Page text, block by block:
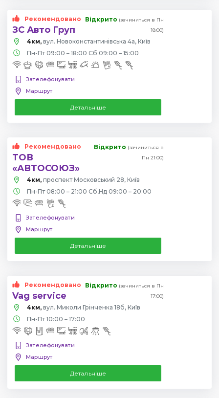
Рекомендовано
ЗС Авто Груп
Відкрито (зачиниться в Пн
18:00)
4км, вул. Новоконстантинівська 4а, Київ
Пн-Пт 09:00 – 18:00 Сб 09:00 – 15:00
Зателефонувати
Маршрут
Детальніше
Рекомендовано
ТОВ
«АВТОСОЮЗ»
Відкрито (зачиниться в
Пн 21:00)
4км, проспект Московський 28, Київ
Пн-Пт 08:00 – 21:00 Сб,Нд 09:00 – 20:00
Зателефонувати
Маршрут
Детальніше
Рекомендовано
Vag service
Відкрито (зачиниться в Пн
17:00)
4км, вул. Миколи Грінченка 18б, Київ
Пн-Пт 10:00 – 17:00
Зателефонувати
Маршрут
Детальніше